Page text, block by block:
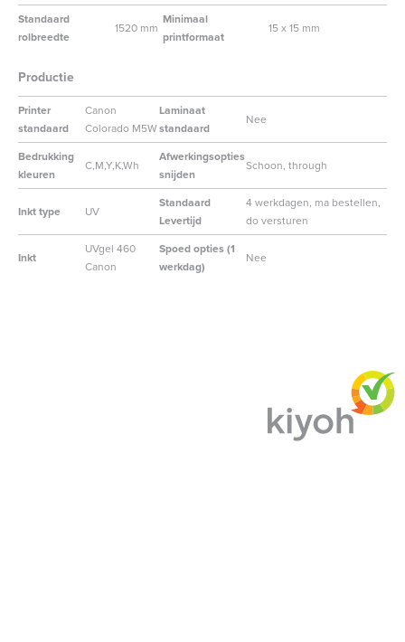
Standaard
rolbreedte
1520 mm
Minimaal
printformaat
15 x 15 mm
Productie
Printer
standaard
Canon
Colorado M5W
Laminaat
standaard
Nee
Bedrukking
kleuren
C,M,Y,K,Wh
Afwerkingsopties
snijden
Schoon, through
Inkt type UV
Standaard
Levertijd
4 werkdagen, ma bestellen,
do versturen
Inkt
UVgel 460
Canon
Spoed opties (1
werkdag)
Nee